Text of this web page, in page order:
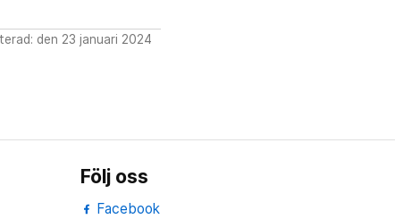
den 23 januari 2024
Följ oss
Facebook